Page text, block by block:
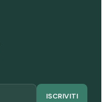
ISCRIVITI